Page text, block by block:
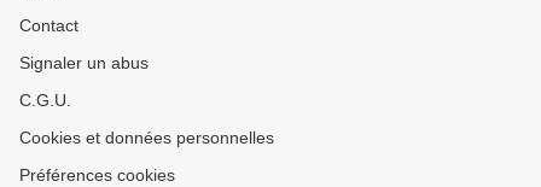
Contact
Signaler un abus
C.G.U.
Cookies et données personnelles
Préférences cookies